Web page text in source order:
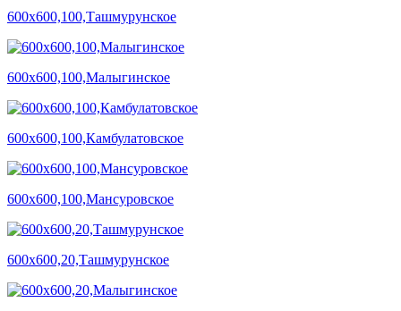
600х600,100,Ташмурунское
600х600,100,Малыгинское
600х600,100,Камбулатовское
600х600,100,Мансуровское
600х600,20,Ташмурунское